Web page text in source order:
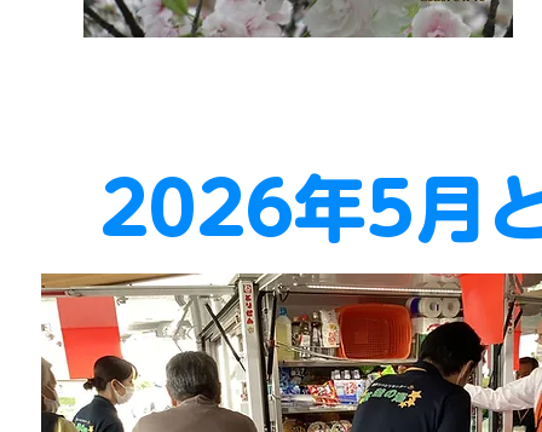
2026年5月